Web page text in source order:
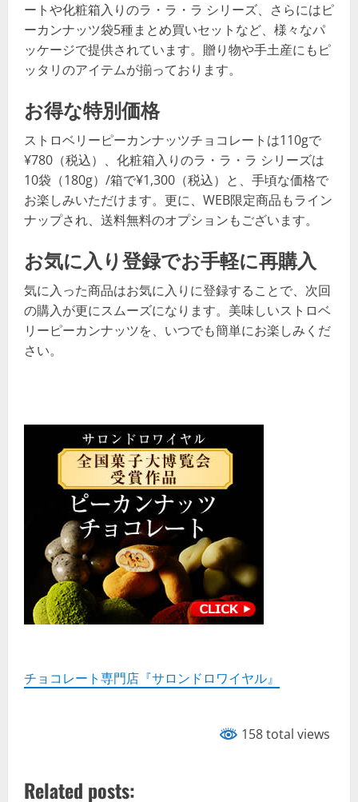
ートや化粧箱入りのラ・ラ・ラ シリーズ、さらにはピ
ーカンナッツ袋5種まとめ買いセットなど、様々なパ
ッケージで提供されています。贈り物や手土産にもピ
ッタリのアイテムが揃っております。
お得な特別価格
ストロベリーピーカンナッツチョコレートは110gで
¥780（税込）、化粧箱入りのラ・ラ・ラ シリーズは
10袋（180g）/箱で¥1,300（税込）と、手頃な価格で
お楽しみいただけます。更に、WEB限定商品もライン
ナップされ、送料無料のオプションもございます。
お気に入り登録でお手軽に再購入
気に入った商品はお気に入りに登録することで、次回
の購入が更にスムーズになります。美味しいストロベ
リーピーカンナッツを、いつでも簡単にお楽しみくだ
さい。
チョコレート専門店『サロンドロワイヤル』
158 total views
Related posts: